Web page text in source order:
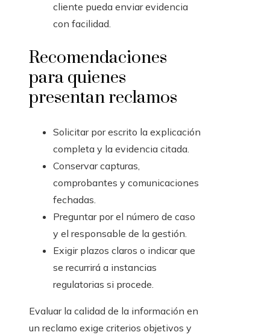
cliente pueda enviar evidencia
con facilidad.
Recomendaciones
para quienes
presentan reclamos
Solicitar por escrito la explicación
completa y la evidencia citada.
Conservar capturas,
comprobantes y comunicaciones
fechadas.
Preguntar por el número de caso
y el responsable de la gestión.
Exigir plazos claros o indicar que
se recurrirá a instancias
regulatorias si procede.
Evaluar la calidad de la información en
un reclamo exige criterios objetivos y